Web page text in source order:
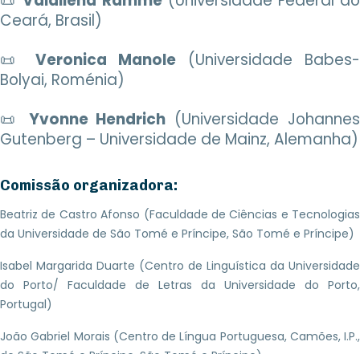
Ceará, Brasil)
📜 Veronica Manole (Universidade Babes-
Bolyai, Roménia)
📜 Yvonne Hendrich (Universidade Johannes
Gutenberg – Universidade de Mainz, Alemanha)
Comissão organizadora:
Beatriz de Castro Afonso (Faculdade de Ciências e Tecnologias
da Universidade de São Tomé e Príncipe, São Tomé e Príncipe)
Isabel Margarida Duarte (Centro de Linguística da Universidade
do Porto/ Faculdade de Letras da Universidade do Porto,
Portugal)
João Gabriel Morais (Centro de Língua Portuguesa, Camões, I.P.,